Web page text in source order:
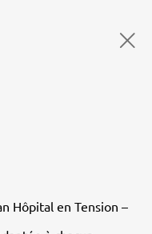
Hôpital en Tension –